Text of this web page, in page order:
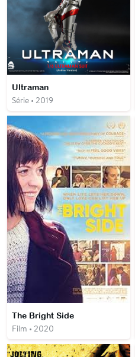
Ultraman
Série • 2019
The Bright Side
Film • 2020